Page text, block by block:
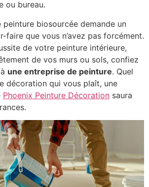
ou bureau.
peinture biosourcée demande un
faire que vous n’avez pas forcément.
de votre peinture intérieure,
de vos murs ou sols, confiez
une entreprise de peinture. Quel
décoration qui vous plaît, une
Phoenix Peinture Décoration saura